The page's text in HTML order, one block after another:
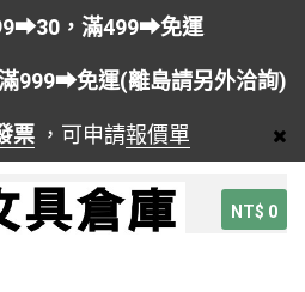
，滿499➡免運
999➡免運(離島請另外洽詢)
票 ，可申請報價單
NT$ 0